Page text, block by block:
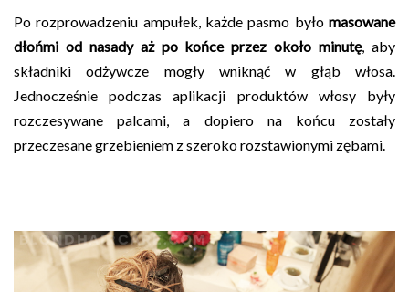
Po rozprowadzeniu ampułek, każde pasmo byłomasowane
dłońmi od nasady aż po końce przez około minutę, aby
składniki odżywcze mogły wniknąć w głąb włosa.
Jednocześnie podczas aplikacji produktów włosy były
rozczesywane palcami, a dopiero na końcu zostały
przeczesane grzebieniem z szeroko rozstawionymi zębami.